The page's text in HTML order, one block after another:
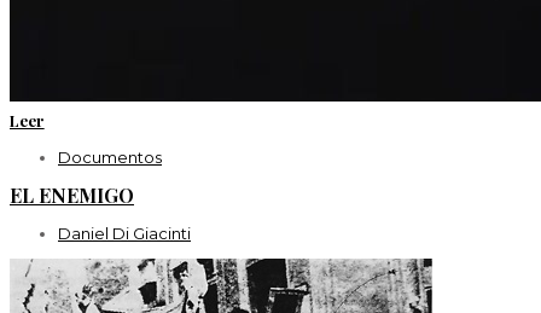
Leer
Documentos
EL ENEMIGO
Daniel Di Giacinti